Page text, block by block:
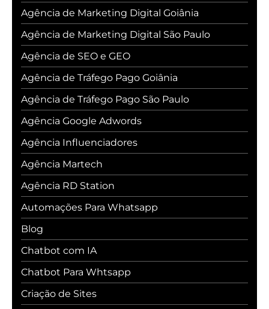
Agência de Marketing Digital Goiânia
Agência de Marketing Digital São Paulo
Agência de SEO e GEO
Agência de Tráfego Pago Goiânia
Agência de Tráfego Pago São Paulo
Agência Google Adwords
Agência Influenciadores
Agência Martech
Agência RD Station
Automações Para Whatsapp
Blog
Chatbot com IA
Chatbot Para Whtsapp
Criação de Sites